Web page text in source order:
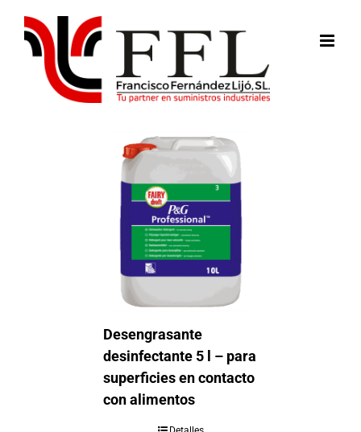
contenido
Desengrasante
desinfectante 5 l – para
superficies en contacto
con alimentos